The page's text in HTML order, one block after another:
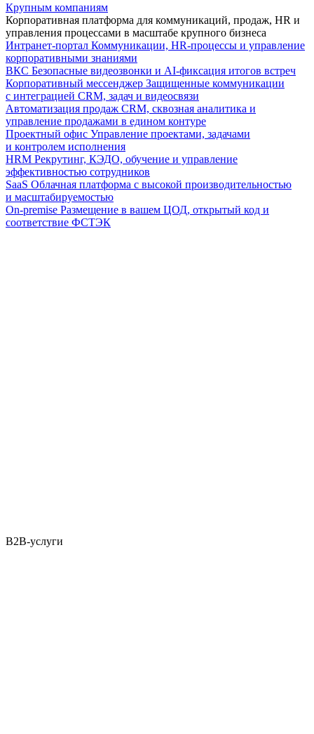
Крупным компаниям
Корпоративная платформа для коммуникаций, продаж, HR и
управления процессами в масштабе крупного бизнеса
Интранет-портал Коммуникации, HR-процессы и управление
корпоративными знаниями
ВКС Безопасные видеозвонки и AI-фиксация итогов встреч
Корпоративный мессенджер Защищенные коммуникации
с интеграцией CRM, задач и видеосвязи
Автоматизация продаж CRM, сквозная аналитика и
управление продажами в едином контуре
Проектный офис Управление проектами, задачами
и контролем исполнения
HRM Рекрутинг, КЭДО, обучение и управление
эффективностью сотрудников
SaaS Облачная платформа с высокой производительностью
и масштабируемостью
On-premise Размещение в вашем ЦОД, открытый код и
соответствие ФСТЭК
B2B-услуги